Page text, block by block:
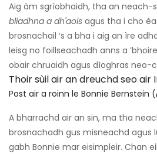
Aig àm sgrìobhaidh, tha an neach-
bliadhna a dh'aois agus tha i cho
brosnachail ‘s a bha i aig an ìre
leisg no foillseachadh anns a
obair chruaidh agus dìoghras neo-
Thoir sùil air an dreuchd seo air
Post air a roinn le Bonnie Bernstein
A bharrachd air an sin, ma tha
brosnachadh gus misneachd agus
gabh Bonnie mar eisimpleir. Chan